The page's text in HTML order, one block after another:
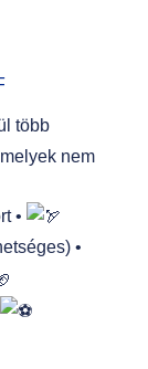
több
nem
•
•